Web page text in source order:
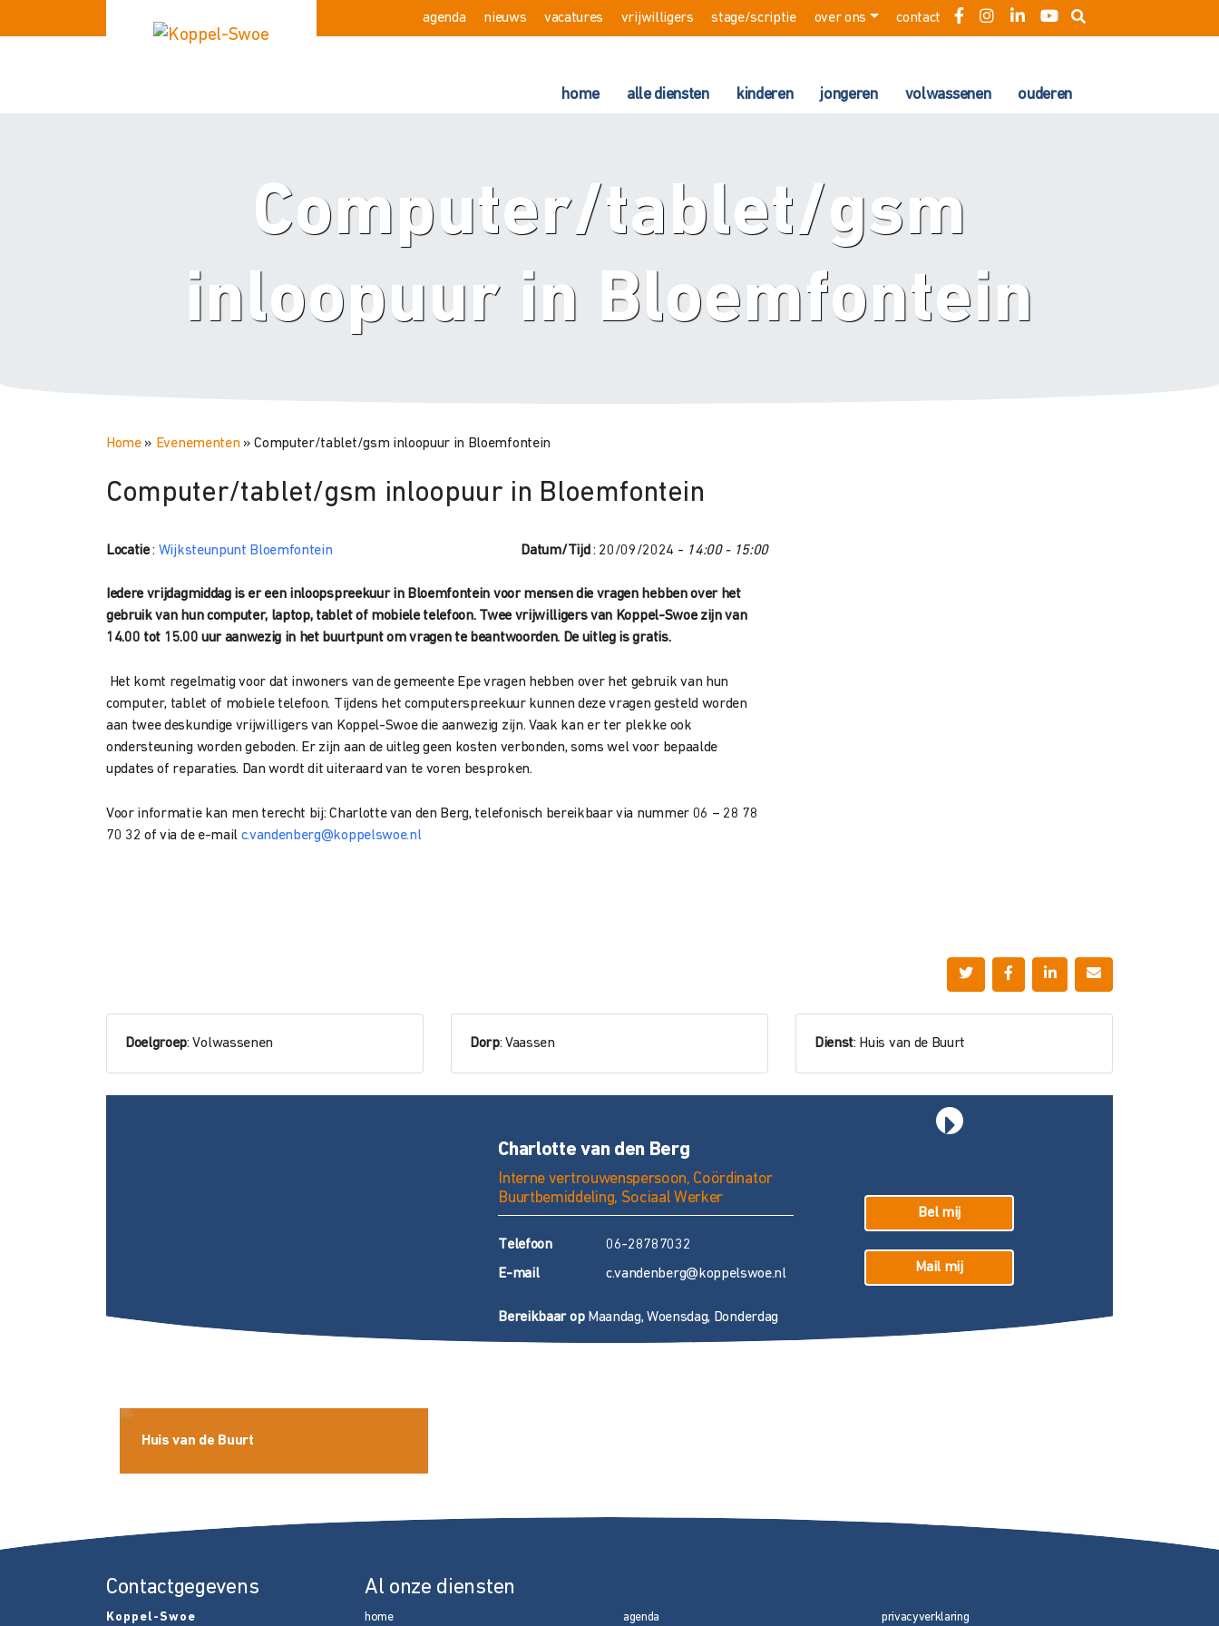
agenda nieuws vacatures vrijwilligers stage/scriptie over ons contact
home alle diensten kinderen jongeren volwassenen ouderen
Computer/tablet/gsm
inloopuur in Bloemfontein
Home» Evenementen»Computer/tablet/gsm inloopuur in Bloemfontein
Computer/tablet/gsm inloopuur in Bloemfontein
Locatie: Wijksteunpunt Bloemfontein Datum/Tijd : 20/09/2024 - 14:00 - 15:00
Iedere vrijdagmiddag is er een inloopspreekuur in Bloemfontein voor mensen die vragen hebben over het
gebruik van hun computer, laptop, tablet of mobiele telefoon. Twee vrijwilligers van Koppel-Swoe zijn van
14.00 tot 15.00 uur aanwezig in het buurtpunt om vragen te beantwoorden. De uitleg is gratis.
Het komt regelmatig voor dat inwoners van de gemeente Epe vragen hebben over het gebruik van hun
computer, tablet of mobiele telefoon. Tijdens het computerspreekuur kunnen deze vragen gesteld worden
aan twee deskundige vrijwilligers van Koppel-Swoe die aanwezig zijn. Vaak kan er ter plekke ook
ondersteuning worden geboden. Er zijn aan de uitleg geen kosten verbonden, soms wel voor bepaalde
updates of reparaties. Dan wordt dit uiteraard van te voren besproken.
Voor informatie kan men terecht bij: Charlotte van den Berg, telefonisch bereikbaar via nummer 06 – 28 78
70 32 of via de e-mail c.vandenberg@koppelswoe.nl
Doelgroep: Volwassenen Dorp: Vaassen Dienst: Huis van de Buurt
Charlotte van den Berg
Interne vertrouwenspersoon, Coördinator
Buurtbemiddeling, Sociaal Werker
Telefoon
06-28787032
E-mail c.vandenberg@koppelswoe.nl
Bereikbaar opMaandag, Woensdag, Donderdag
Bel mij
Mail mij
Huis van de Buurt
Contactgegevens
Koppel-Swoe
Al onze diensten
home agenda privacyverklaring